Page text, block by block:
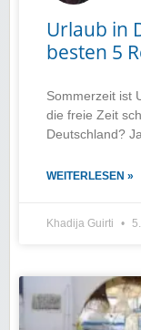
Urlaub in
besten 5
Sommerzeit ist
die freie Zeit
Deutschland?
WEITERLESEN »
Khadija Guirti